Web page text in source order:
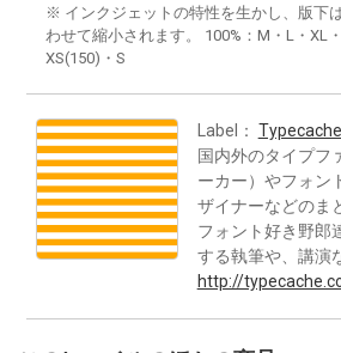
※ インクジェットの特性を生かし、版下
わせて縮小されます。 100%：M・L・XL・
XS(150)・S
Label： Typecache
国内外のタイプフ
ーカー）やフォン
ザイナーなどのま
フォント好き野郎
する執筆や、講演
http://